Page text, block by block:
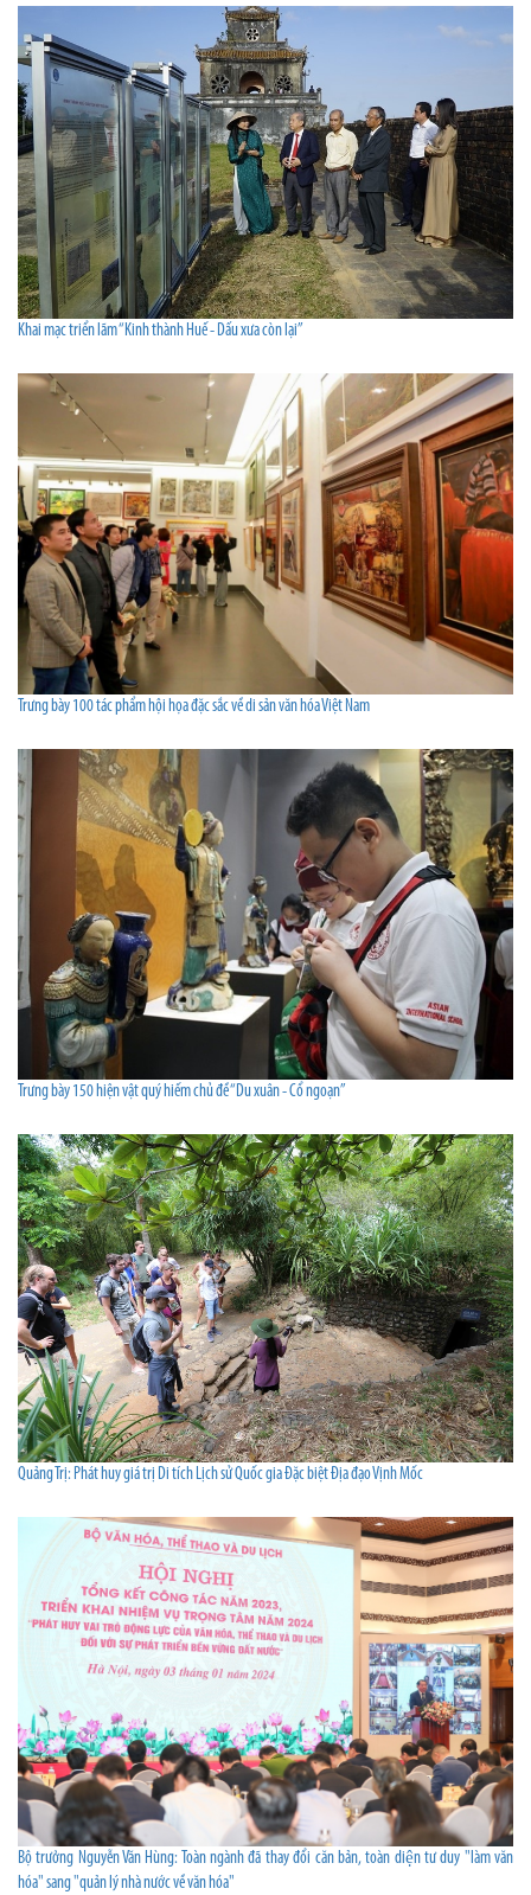
Khai mạc triển lãm “Kinh thành Huế - Dấu xưa còn lại”
Trưng bày 100 tác phẩm hội họa đặc sắc về di sản văn hóa Việt Nam
Trưng bày 150 hiện vật quý hiếm chủ đề “Du xuân - Cổ ngoạn”
Quảng Trị: Phát huy giá trị Di tích Lịch sử Quốc gia Đặc biệt Địa đạo Vịnh Mốc
Bộ trưởng Nguyễn Văn Hùng: Toàn ngành đã thay đổi căn bản, toàn diện tư duy "làm văn
hóa" sang "quản lý nhà nước về văn hóa"